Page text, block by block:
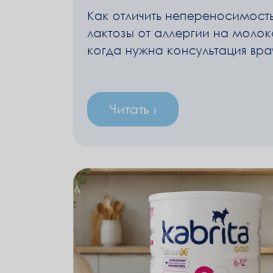
Как отличить
лактозы от аллергии на
когда нужна консультация
Читать ›